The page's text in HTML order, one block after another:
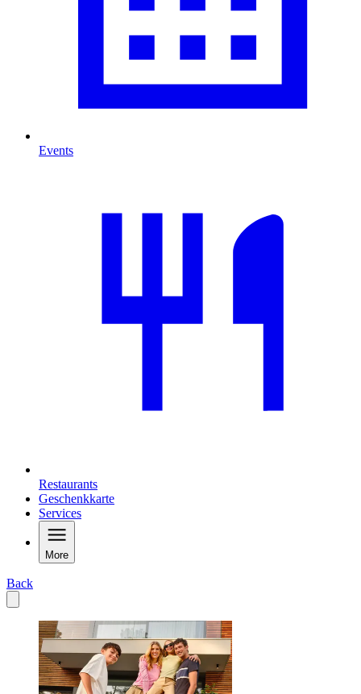
Events
Restaurants
Geschenkkarte
Services
More
Back